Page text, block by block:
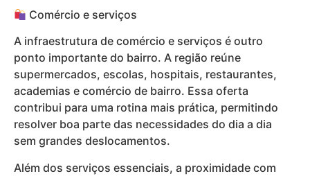
Comércio e serviços
A infraestrutura de comércio e serviços é outro
ponto importante do bairro. A região reúne
supermercados, escolas, hospitais, restaurantes,
academias e comércio de bairro. Essa oferta
contribui para uma rotina mais prática, permitindo
resolver boa parte das necessidades do dia a dia
sem grandes deslocamentos.
Além dos serviços essenciais, a proximidade com